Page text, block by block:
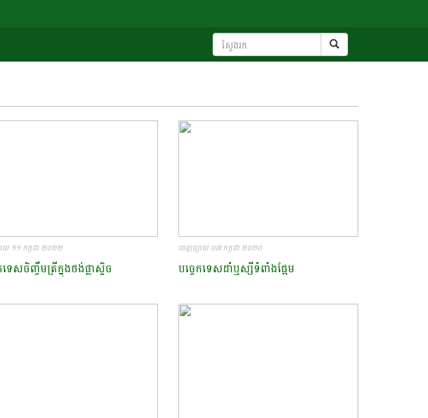
យ ១១ កក្កដា ២០២២
ទេសចិញ្ចឹមត្រីក្នុងថង់ផ្លាស្ទិច​
ចេញផ្សាយ ០៣ កក្កដា ២០២០
បច្ចេកទេសដាំឬស្សីទំពាំងផ្អែម ​